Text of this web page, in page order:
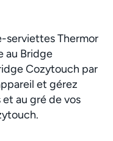
serviettes Thermor
au Bridge
Cozytouch par
et gérez
au gré de vos